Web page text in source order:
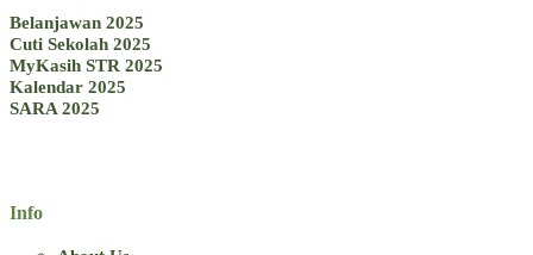
Belanjawan 2025
Cuti Sekolah 2025
MyKasih STR 2025
Kalendar 2025
SARA 2025
Info